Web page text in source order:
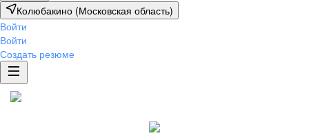
Колюбакино (Московская область)
Войти
Войти
Создать резюме